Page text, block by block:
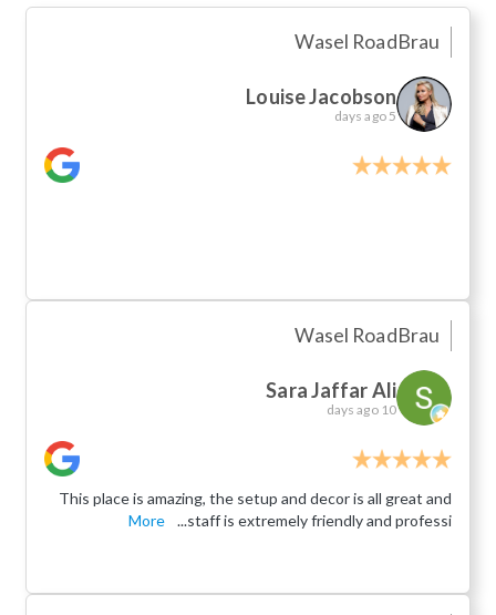
Brau
Wasel Road
Louise Jacobson
5 days ago
Brau
Wasel Road
Sara Jaffar Ali
10 days ago
This place is amazing, the setup and decor is all great and
staff is extremely friendly and professi...
More